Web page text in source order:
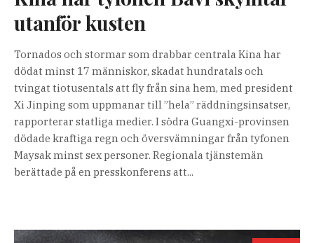
utanför kusten
Tornados och stormar som drabbar centrala Kina har
dödat minst 17 människor, skadat hundratals och
tvingat tiotusentals att fly från sina hem, med president
Xi Jinping som uppmanar till ”hela” räddningsinsatser,
rapporterar statliga medier. I södra Guangxi-provinsen
dödade kraftiga regn och översvämningar från tyfonen
Maysak minst sex personer. Regionala tjänstemän
berättade på en presskonferens att...